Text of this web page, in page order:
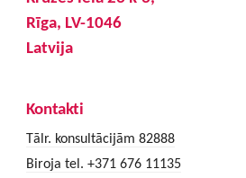
Rīga, LV-1046
Latvija
Kontakti
Tālr. konsultācijām 82888
Biroja tel. +371 676 11135